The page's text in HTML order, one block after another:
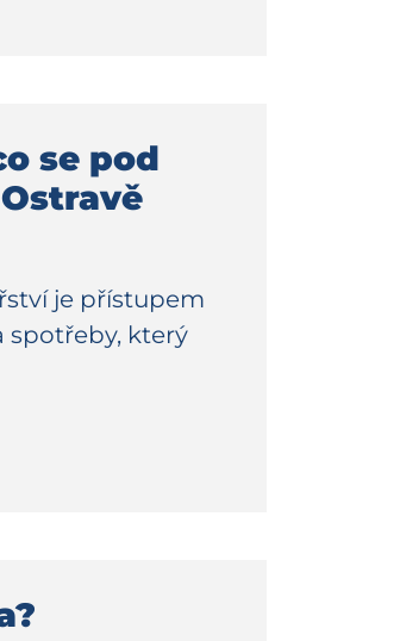
se pod
je přístupem
spotřeby, který